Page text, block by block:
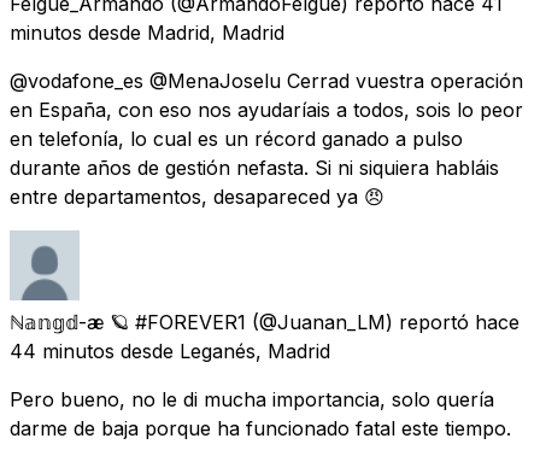
minutos desde Madrid, Madrid
@vodafone_es @MenaJoselu Cerrad vuestra operación
en España, con eso nos ayudaríais a todos, sois lo peor
en telefonía, lo cual es un récord ganado a pulso
durante años de gestión nefasta. Si ni siquiera habláis
entre departamentos, desapareced ya 😠
ℕ𝕒𝕟𝕘𝕕-æ 🪐 #FOREVER1 (@Juanan_LM) reportó hace
44 minutos desde Leganés, Madrid
Pero bueno, no le di mucha importancia, solo quería
darme de baja porque ha funcionado fatal este tiempo.